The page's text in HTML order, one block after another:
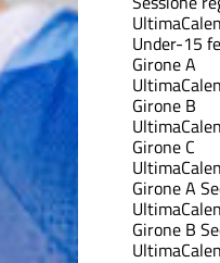
Ultima
Under-15
Girone A
Ultima
Girone B
Ultima
Girone C
Ultima
Girone A
Ultima
Girone B
Ultima